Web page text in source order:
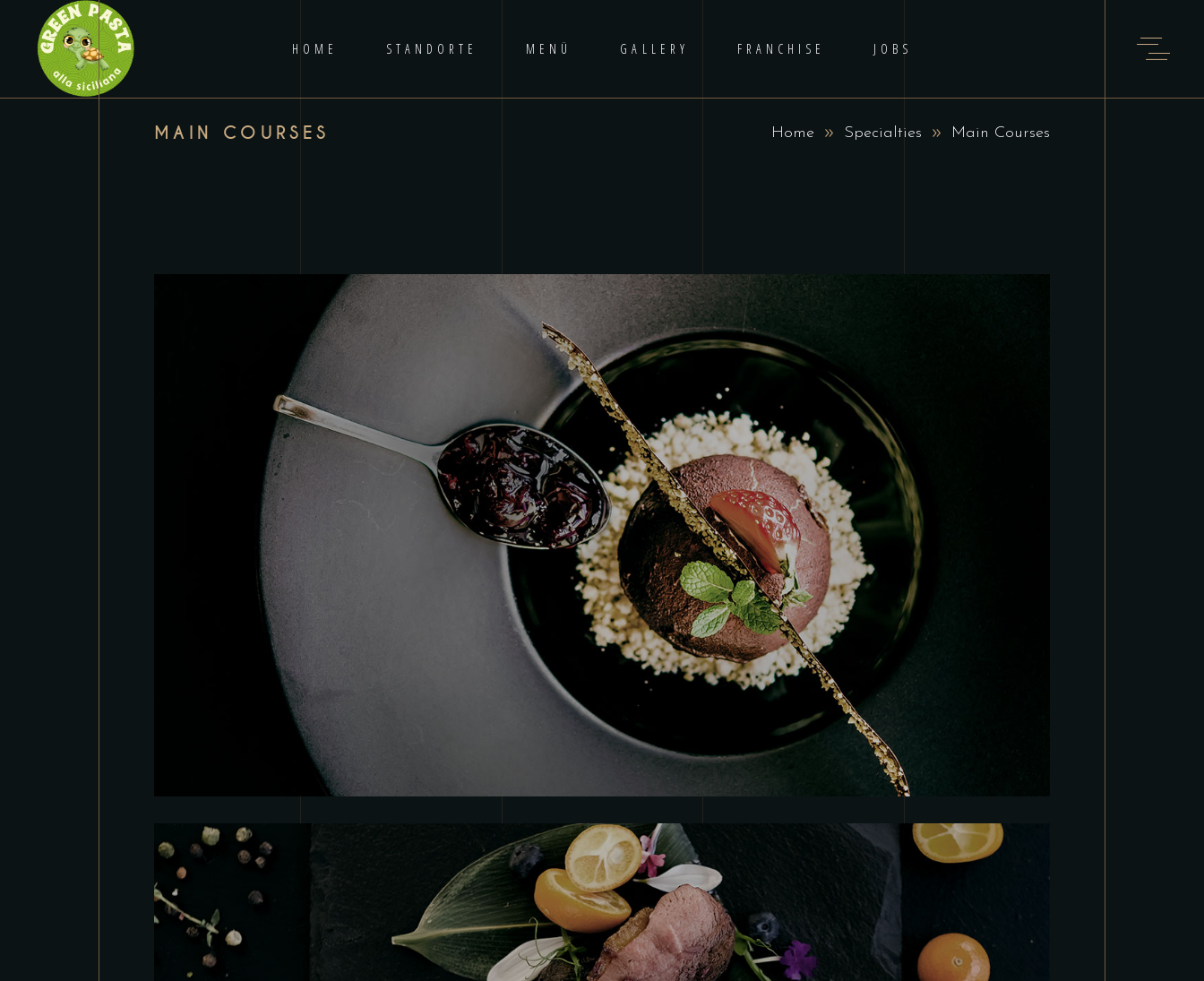
HOME STANDORTE MENÜ GALLERY FRANCHISE JOBS
MAIN COURSES Home Specialties Main Courses